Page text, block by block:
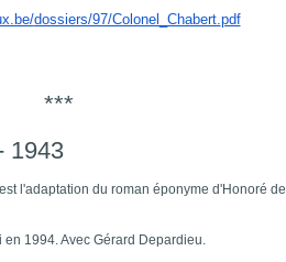
dossiers/97/Colonel_Chabert.pdf
***
1943
l'adaptation du roman éponyme d'Honoré de
en 1994. Avec Gérard Depardieu.